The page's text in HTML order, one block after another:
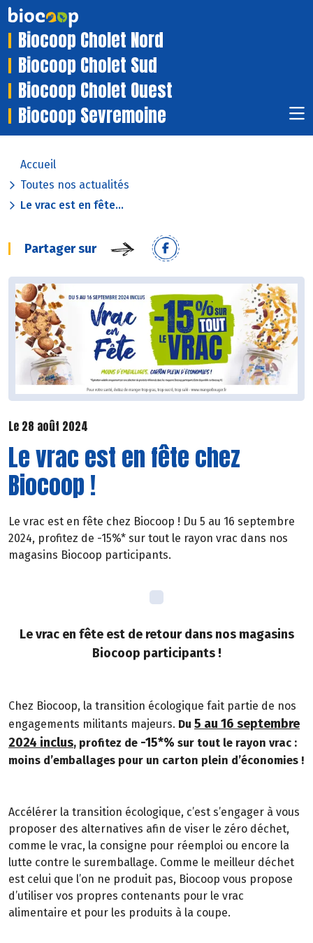
Biocoop Cholet Nord
Biocoop Cholet Sud
Biocoop Cholet Ouest
Biocoop Sevremoine
Accueil
Toutes nos actualités
Le vrac est en fête...
Partager sur
Le 28 août 2024
Le vrac est en fête chez
Biocoop !
Le vrac est en fête chez Biocoop ! Du 5 au 16 septembre
2024, profitez de -15%* sur tout le rayon vrac dans nos
magasins Biocoop participants.
Le vrac en fête est de retour dans nos magasins
Biocoop participants !
Chez Biocoop, la transition écologique fait partie de nos
engagements militants majeurs. Du 5 au 16 septembre
2024 inclus, profitez de -15*% sur tout le rayon vrac :
moins d’emballages pour un carton plein d’économies !
Accélérer la transition écologique, c’est s’engager à vous
proposer des alternatives afin de viser le zéro déchet,
comme le vrac, la consigne pour réemploi ou encore la
lutte contre le suremballage. Comme le meilleur déchet
est celui que l’on ne produit pas, Biocoop vous propose
d’utiliser vos propres contenants pour le vrac
alimentaire et pour les produits à la coupe.